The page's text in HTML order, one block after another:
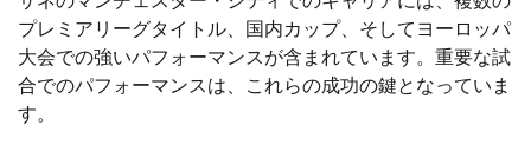
プレミアリーグタイトル、国内カップ、そしてヨーロッパ
大会での強いパフォーマンスが含まれています。重要な試
合でのパフォーマンスは、これらの成功の鍵となっていま
す。